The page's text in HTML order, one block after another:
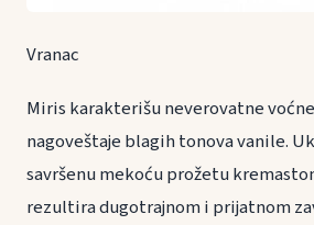
Vranac
Miris karakterišu neverovatne
nagoveštaje blagih tonova vanile.
savršenu mekoću prožetu
rezultira dugotrajnom i prijatnom